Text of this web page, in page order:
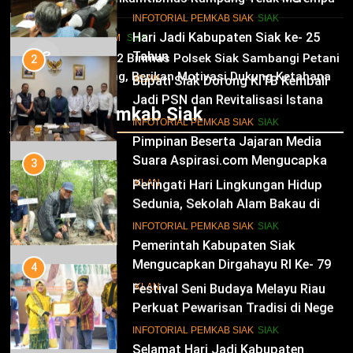
11
Hari Jadi Kabupaten Siak ke- 25
Tahun
IKLAN
12
Pimpinan Beserta Jajaran Media
Suara Aspirasi.com Mengucapkan
Selamat HUT RI Ke-79
IKLAN
13
Pemerintah Kabupaten Siak
Mengucapkan Dirgahayu RI Ke- 79
IKLAN
14
Selamat Hari Jadi Kabupaten
Tinjau Tanaman Jagung Waga
03
HUKRIM SIAK
Panit 2 Binmas Polsek Siak Sambangi Petani
Jagung, Berikan Motivasi Dukung Ketahanan
Pangan Nasional
Infotorial Pemkab Siak
dan Kesejahteraan Warga
INFOTORIAL PEMKAB SIAK SIAK
2
Bupati Siak Dorong KITB Kembali
Jadi PSN dan Revitalisasi Istana
Kesultanan Siak
INFOTORIAL PEMKAB SIAK SIAK
3
Peringati Hari Lingkungan Hidup
Sedunia, Sekolah Alam Bakau di
Siak Cetak Generasi Penjaga
Pesisir
INFOTORIAL PEMKAB SIAK SIAK
4
Festival Seni Budaya Melayu Riau
Perkuat Pewarisan Tradisi di Negeri
Istana
INFOTORIAL PEMKAB SIAK SIAK